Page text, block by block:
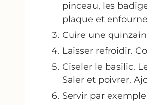
pinceau, les
plaque et
Cuire une
Laisser refroidir.
Ciseler le basilic.
Saler et poivrer.
Servir par